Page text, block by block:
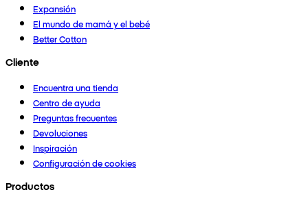
Expansión
El mundo de mamá y el bebé
Better Cotton
Cliente
Encuentra una tienda
Centro de ayuda
Preguntas frecuentes
Devoluciones
Inspiración
Configuración de cookies
Productos